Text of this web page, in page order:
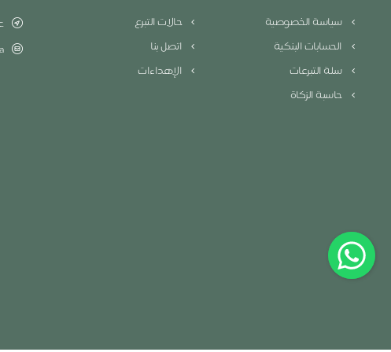
سياسة الخصوصية
حالات التبرع
الحسابات البنكية
اتصل بنا
سلة التبرعات
الإهداءات
حاسبة الزكاة